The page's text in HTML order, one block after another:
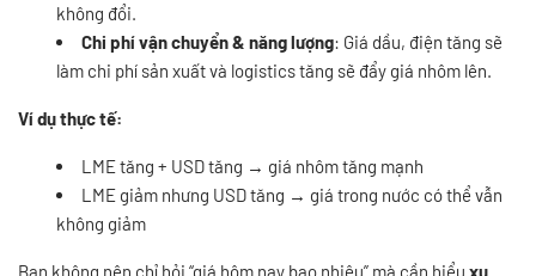
không đổi.
Chi phí vận chuyển & năng lượng: Giá dầu, điện tăng sẽ
làm chi phí sản xuất và logistics tăng sẽ đẩy giá nhôm lên.
Ví dụ thực tế:
LME tăng + USD tăng → giá nhôm tăng mạnh
LME giảm nhưng USD tăng → giá trong nước có thể vẫn
không giảm
Bạn không nên chỉ hỏi “giá hôm nay bao nhiêu” mà cần hiểu xu